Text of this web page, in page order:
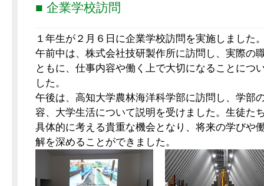
■ 企業学校訪問
１年生が２月６日に企業学校訪問を実施しました
午前中は、株式会社技研製作所に訪問し、実際の
ともに、仕事内容や働く上で大切になることにつ
した。
午後は、高知大学農林海洋科学部に訪問し、学部
容、大学生活について説明を受けました。生徒た
具体的に考える貴重な機会となり、将来の学びや
解を深めることができました。